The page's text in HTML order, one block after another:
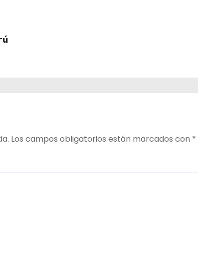
Los campos obligatorios están marcados con *